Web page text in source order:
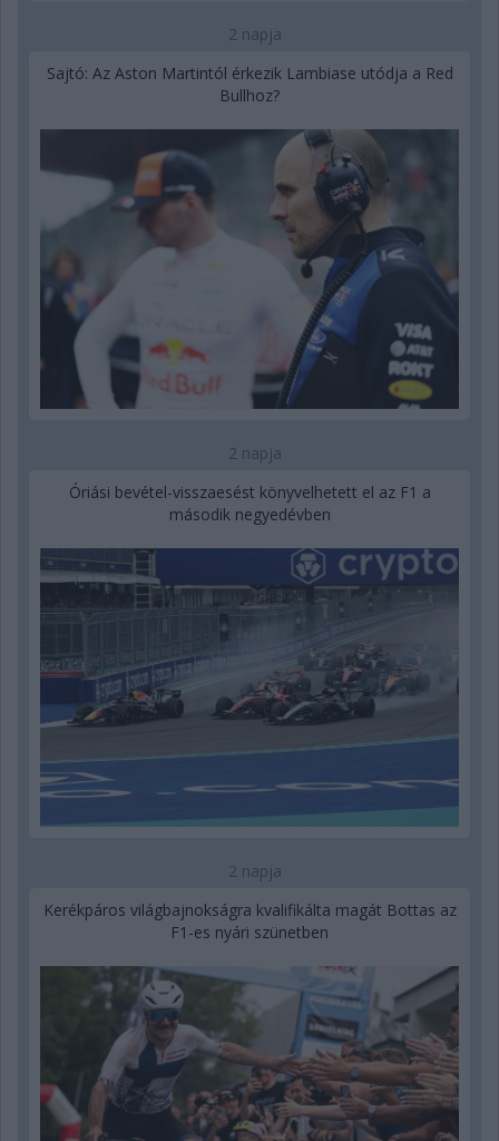
2 napja
Sajtó: Az Aston Martintól érkezik Lambiase utódja a Red
Bullhoz?
2 napja
Óriási bevétel-visszaesést könyvelhetett el az F1 a
második negyedévben
2 napja
Kerékpáros világbajnokságra kvalifikálta magát Bottas az
F1-es nyári szünetben